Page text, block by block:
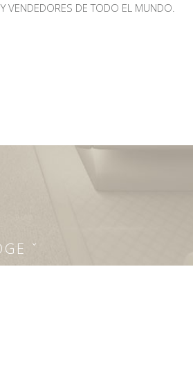
VENDEDORES DE TODO EL MUNDO.
ˇ